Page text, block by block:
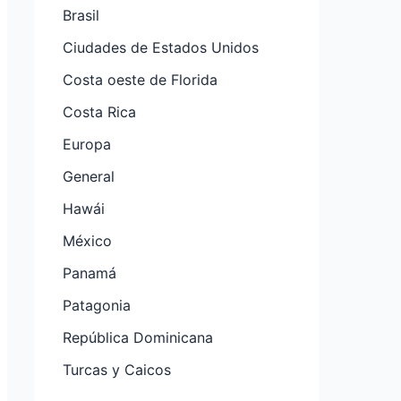
Brasil
Ciudades de Estados Unidos
Costa oeste de Florida
Costa Rica
Europa
General
Hawái
México
Panamá
Patagonia
República Dominicana
Turcas y Caicos